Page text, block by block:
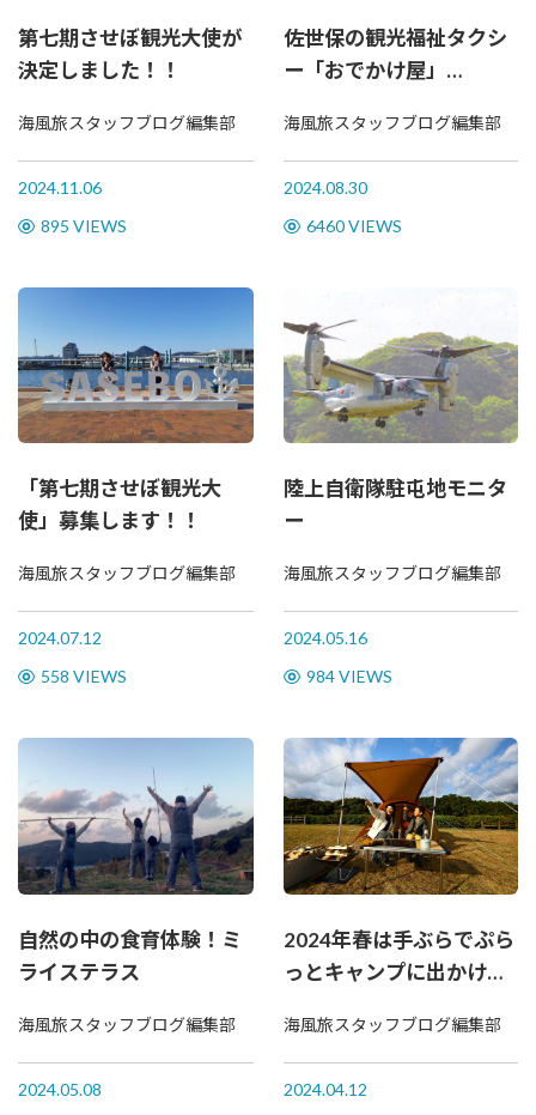
第七期させぼ観光大使が
決定しました！！
海風旅スタッフブログ編集部
2024.11.06
895 VIEWS
佐世保の観光福祉タクシ
ー「おでかけ屋」
海風旅スタッフブログ編集部
2024.08.30
6460 VIEWS
「第七期させぼ観光大
使」募集します！！
海風旅スタッフブログ編集部
2024.07.12
558 VIEWS
陸上自衛隊駐屯地モニタ
ー
海風旅スタッフブログ編集部
2024.05.16
984 VIEWS
自然の中の食育体験！ミ
ライステラス
海風旅スタッフブログ編集部
2024.05.08
2024年春は手ぶらでぷら
っとキャンプに出かけよ
海風旅スタッフブログ編集部
2024.04.12